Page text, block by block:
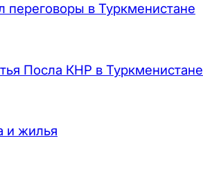
в Туркменистане
Посла КНР в Туркменистане
и жилья